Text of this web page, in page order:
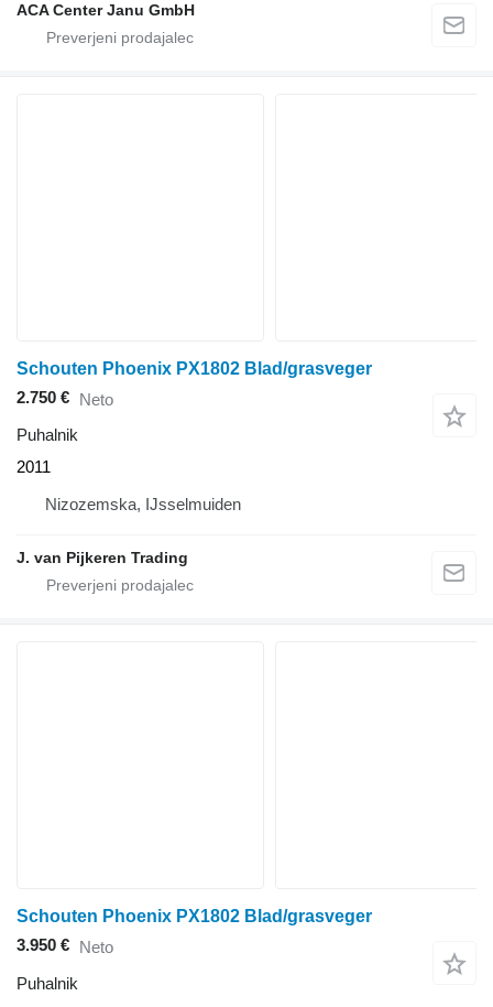
ACA Center Janu GmbH
Schouten Phoenix PX1802 Blad/grasveger
2.750 € Neto
Puhalnik
2011
Nizozemska, IJsselmuiden
J. van Pijkeren Trading
Schouten Phoenix PX1802 Blad/grasveger
3.950 € Neto
Puhalnik